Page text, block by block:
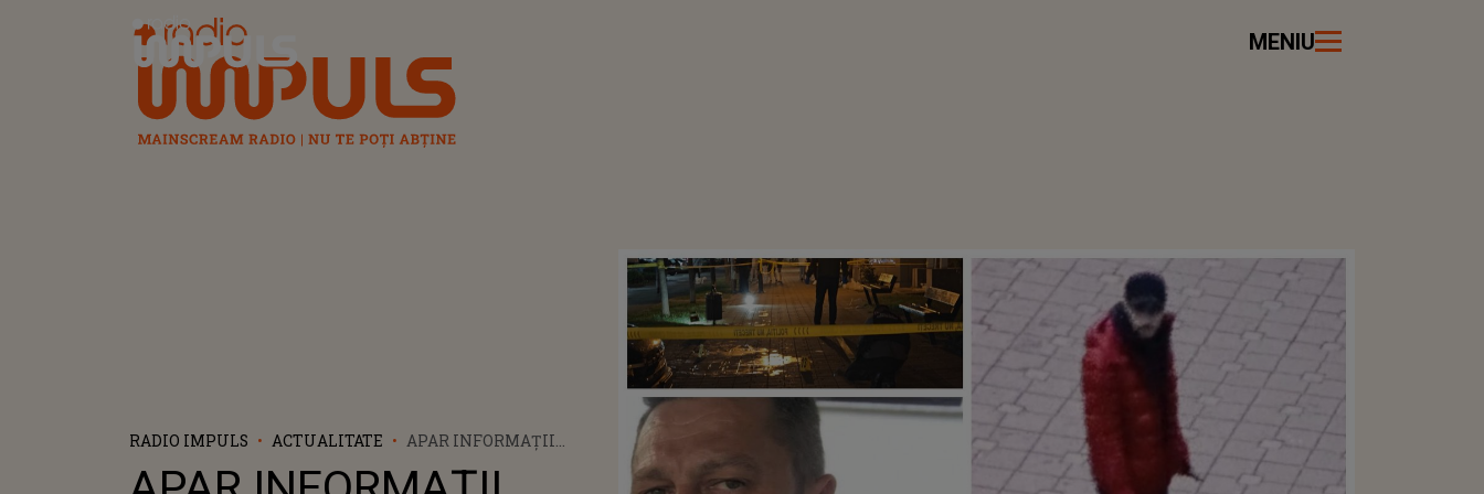
Radio Impuls MENIU
RADIO IMPULS ACTUALITATE
APAR INFORMAȚII
BĂIATUL POLIȚISTULUI